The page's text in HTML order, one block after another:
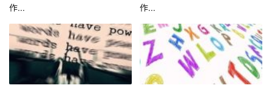
作...
作...